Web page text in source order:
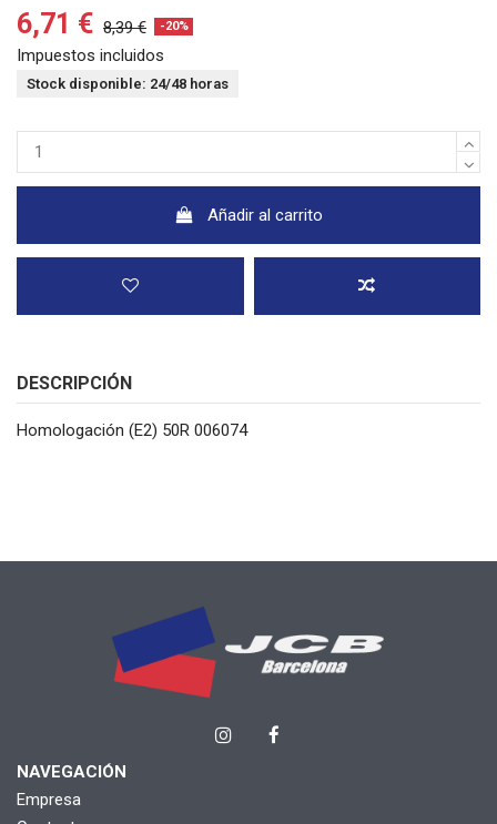
6,71 € 8,39 € -20%
Impuestos incluidos
Stock disponible: 24/48 horas
Añadir al carrito
DESCRIPCIÓN
Homologación (E2) 50R 006074
NAVEGACIÓN
Empresa